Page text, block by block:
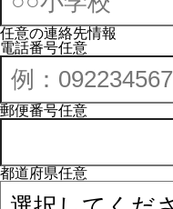
任意の連絡先情報
電話番号任意
郵便番号任意
都道府県任意